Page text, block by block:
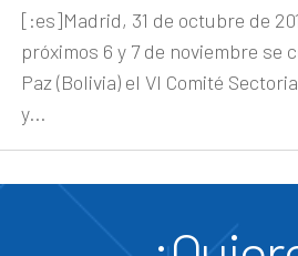
[:es]Madrid, 31 de octubre de
próximos 6 y 7 de noviembre se
Paz (Bolivia) el VI Comité
y...